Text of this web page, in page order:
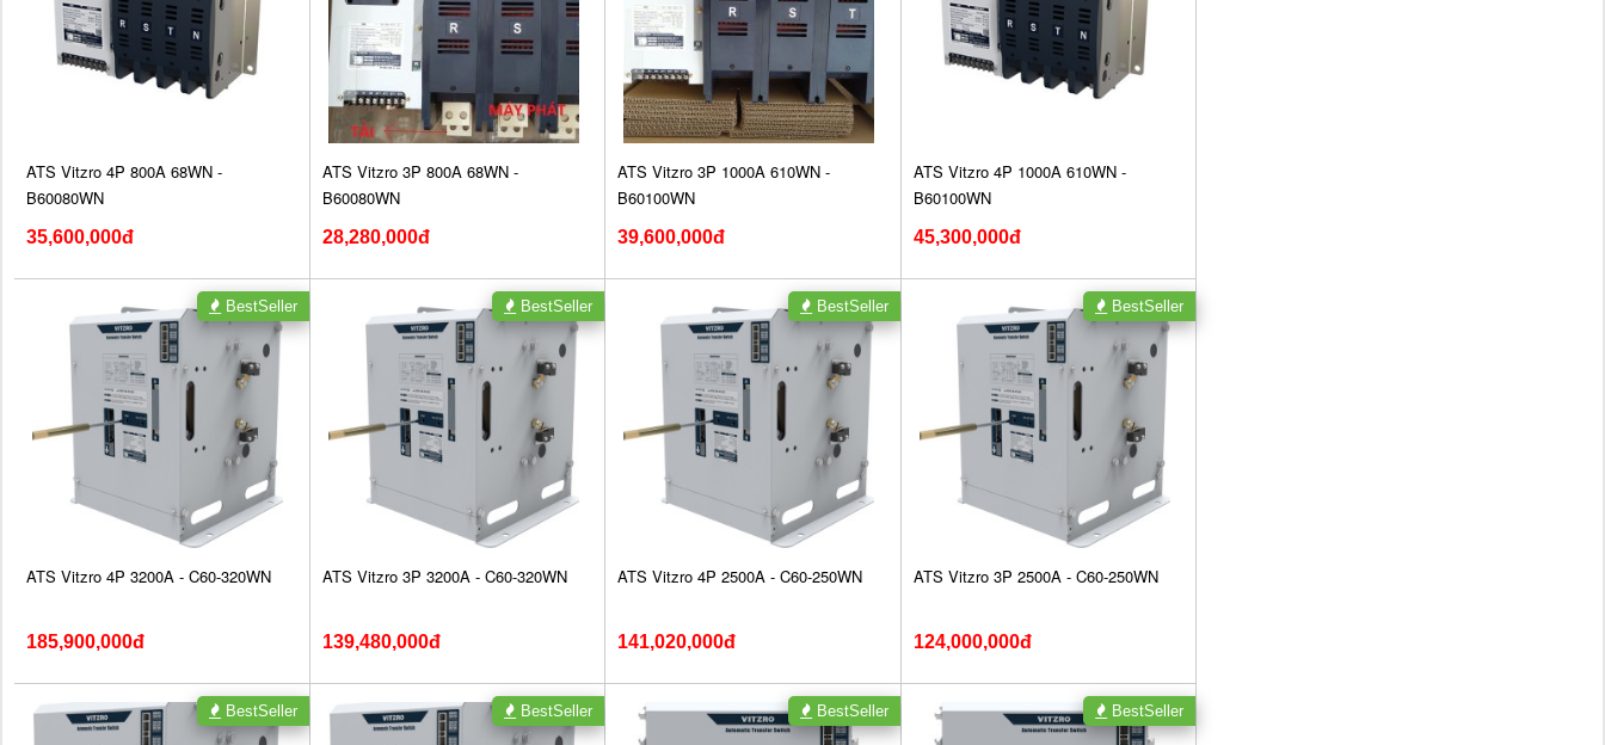
ATS Vitzro 4P 800A 68WN -
B60080WN
35,600,000đ
ATS Vitzro 3P 800A 68WN -
B60080WN
28,280,000đ
ATS Vitzro 3P 1000A 610WN -
B60100WN
39,600,000đ
ATS Vitzro 4P 1000A 610WN -
B60100WN
45,300,000đ
ATS Vitzro 4P 3200A - C60-320WN
185,900,000đ
BestSeller
ATS Vitzro 3P 3200A - C60-320WN
139,480,000đ
BestSeller
ATS Vitzro 4P 2500A - C60-250WN
141,020,000đ
BestSeller
ATS Vitzro 3P 2500A - C60-250WN
124,000,000đ
BestSeller
BestSeller BestSeller BestSeller BestSeller